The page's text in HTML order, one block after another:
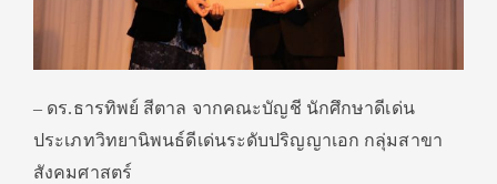
– ดร.ธารทิพย์ สีตาล จากคณะบัญชี นักศึกษาดีเด่น
ประเภทวิทยานิพนธ์ดีเด่นระดับปริญญาเอก กลุ่มสาขา
สังคมศาสตร์